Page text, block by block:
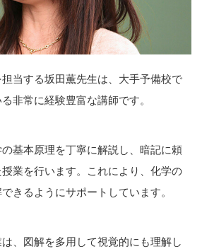
当する坂田薫先生は、大手予備校で
非常に経験豊富な講師です。
基本原理を丁寧に解説し、暗記に頼
業を行います。これにより、化学の
きるようにサポートしています。
、図解を多用して視覚的にも理解し